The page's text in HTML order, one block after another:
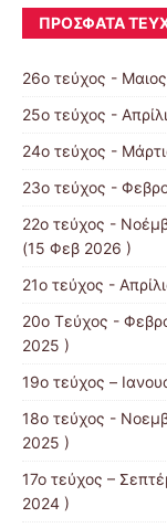
ΠΡΌΣΦΑΤΑ
26ο τεύχος - Μαιος
25ο τεύχος -
24ο τεύχος -
23ο τεύχος -
22ο τεύχος -
(15 Φεβ 2026 )
21ο τεύχος -
20ο Τεύχος -
2025 )
19ο τεύχος –
18ο τεύχος -
2025 )
17ο τεύχος –
2024 )